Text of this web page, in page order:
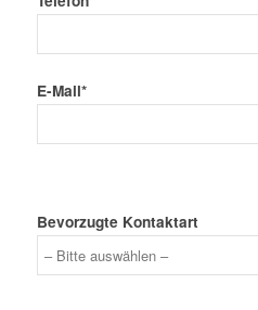
E-Mail*
Bevorzugte Kontaktart